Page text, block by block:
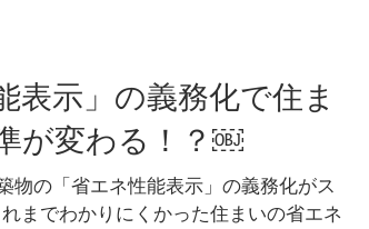
表示」の義務化で住ま
が変わる！？￼
物の「省エネ性能表示」の義務化がス
までわかりにくかった住まいの省エネ